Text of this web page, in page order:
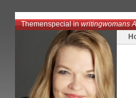
Themenspecial inwritingwomans